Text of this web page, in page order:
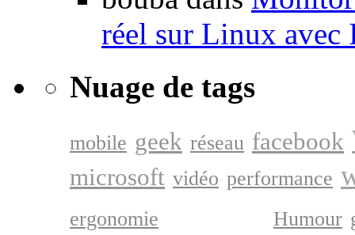
réel sur Linux avec
Nuage de tags
mobile geek réseau facebook
microsoft vidéo performance
ergonomie Humour